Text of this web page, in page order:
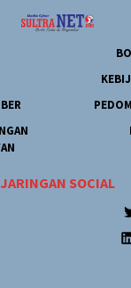
JARINGAN SOCIAL